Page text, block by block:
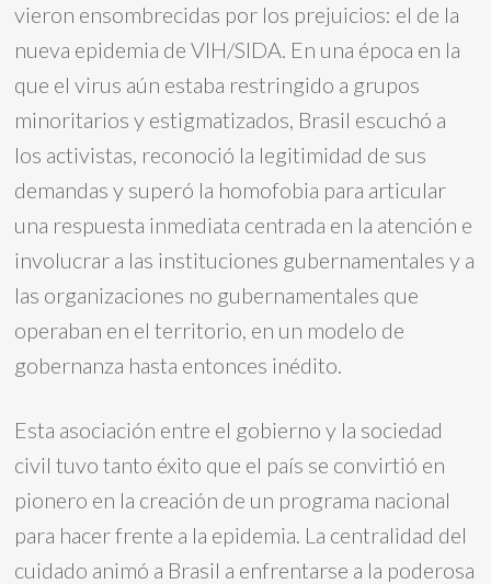
vieron ensombrecidas por los prejuicios: el de la
nueva epidemia de VIH/SIDA. En una época en la
que el virus aún estaba restringido a grupos
minoritarios y estigmatizados, Brasil escuchó a
los activistas, reconoció la legitimidad de sus
demandas y superó la homofobia para articular
una respuesta inmediata centrada en la atención e
involucrar a las instituciones gubernamentales y a
las organizaciones no gubernamentales que
operaban en el territorio, en un modelo de
gobernanza hasta entonces inédito.
Esta asociación entre el gobierno y la sociedad
civil tuvo tanto éxito que el país se convirtió en
pionero en la creación de un programa nacional
para hacer frente a la epidemia. La centralidad del
cuidado animó a Brasil a enfrentarse a la poderosa